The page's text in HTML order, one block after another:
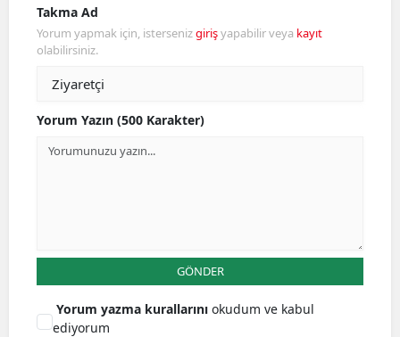
Hakkari
Kars
Kastamonu
Takma Ad
Yorum yapmak için, istersenizgirişyapabilir veya kayıt
olabilirsiniz.
Yorum Yazın (500 Karakter)
GÖNDER
Yorum yazma kurallarını okudum ve kabul
ediyorum